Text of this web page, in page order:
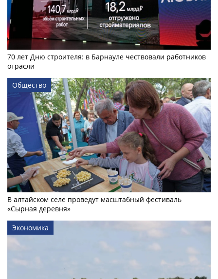
70 лет Дню строителя: в Барнауле чествовали работников
отрасли
Общество
В алтайском селе проведут масштабный фестиваль
«Сырная деревня»
Экономика